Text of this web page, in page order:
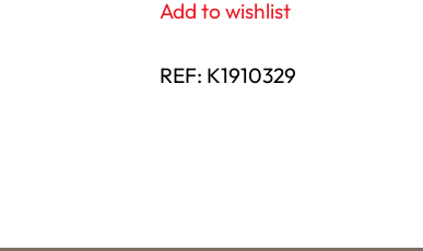
Add to wishlist
REF: K1910329